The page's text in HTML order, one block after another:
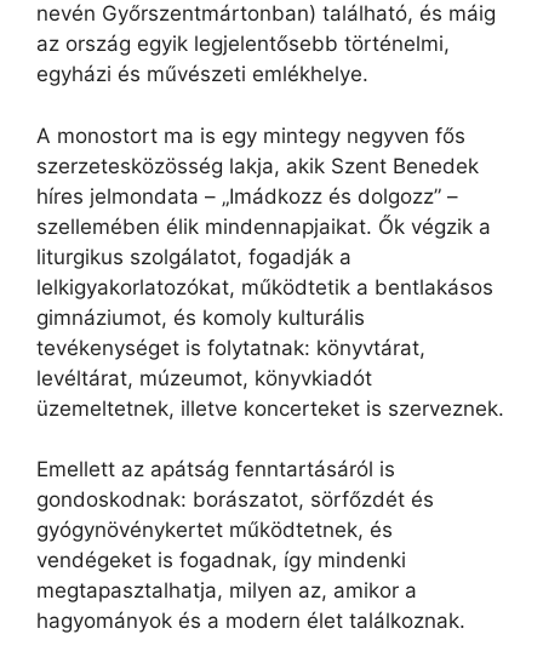
nevén Győrszentmártonban) található, és máig
az ország egyik legjelentősebb történelmi,
egyházi és művészeti emlékhelye.
A monostort ma is egy mintegy negyven fős
szerzetesközösség lakja, akik Szent Benedek
híres jelmondata – „Imádkozz és dolgozz” –
szellemében élik mindennapjaikat. Ők végzik a
liturgikus szolgálatot, fogadják a
lelkigyakorlatozókat, működtetik a bentlakásos
gimnáziumot, és komoly kulturális
tevékenységet is folytatnak: könyvtárat,
levéltárat, múzeumot, könyvkiadót
üzemeltetnek, illetve koncerteket is szerveznek.
Emellett az apátság fenntartásáról is
gondoskodnak: borászatot, sörfőzdét és
gyógynövénykertet működtetnek, és
vendégeket is fogadnak, így mindenki
megtapasztalhatja, milyen az, amikor a
hagyományok és a modern élet találkoznak.